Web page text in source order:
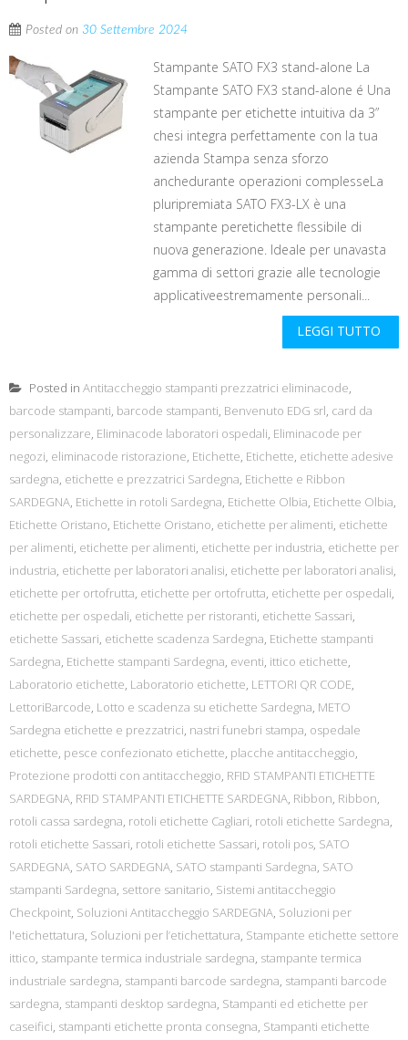
Posted on 30 Settembre 2024
Stampante SATO FX3 stand-alone La
Stampante SATO FX3 stand-alone é Una
stampante per etichette intuitiva da 3”
chesi integra perfettamente con la tua
azienda Stampa senza sforzo
anchedurante operazioni complesseLa
pluripremiata SATO FX3-LX è una
stampante peretichette flessibile di
nuova generazione. Ideale per unavasta
gamma di settori grazie alle tecnologie
applicativeestremamente personali...
LEGGI TUTTO
Posted in Antitaccheggio stampanti prezzatrici eliminacode,
barcode stampanti, barcode stampanti, Benvenuto EDG srl, card da
personalizzare, Eliminacode laboratori ospedali, Eliminacode per
negozi, eliminacode ristorazione, Etichette, Etichette, etichette adesive
sardegna, etichette e prezzatrici Sardegna, Etichette e Ribbon
SARDEGNA, Etichette in rotoli Sardegna, Etichette Olbia, Etichette Olbia,
Etichette Oristano, Etichette Oristano, etichette per alimenti, etichette
per alimenti, etichette per alimenti, etichette per industria, etichette per
industria, etichette per laboratori analisi, etichette per laboratori analisi,
etichette per ortofrutta, etichette per ortofrutta, etichette per ospedali,
etichette per ospedali, etichette per ristoranti, etichette Sassari,
etichette Sassari, etichette scadenza Sardegna, Etichette stampanti
Sardegna, Etichette stampanti Sardegna, eventi, ittico etichette,
Laboratorio etichette, Laboratorio etichette, LETTORI QR CODE,
LettoriBarcode, Lotto e scadenza su etichette Sardegna, METO
Sardegna etichette e prezzatrici, nastri funebri stampa, ospedale
etichette, pesce confezionato etichette, placche antitaccheggio,
Protezione prodotti con antitaccheggio, RFID STAMPANTI ETICHETTE
SARDEGNA, RFID STAMPANTI ETICHETTE SARDEGNA, Ribbon, Ribbon,
rotoli cassa sardegna, rotoli etichette Cagliari, rotoli etichette Sardegna,
rotoli etichette Sassari, rotoli etichette Sassari, rotoli pos, SATO
SARDEGNA, SATO SARDEGNA, SATO stampanti Sardegna, SATO
stampanti Sardegna, settore sanitario, Sistemi antitaccheggio
Checkpoint, Soluzioni Antitaccheggio SARDEGNA, Soluzioni per
l'etichettatura, Soluzioni per l’etichettatura, Stampante etichette settore
ittico, stampante termica industriale sardegna, stampante termica
industriale sardegna, stampanti barcode sardegna, stampanti barcode
sardegna, stampanti desktop sardegna, Stampanti ed etichette per
caseifici, stampanti etichette pronta consegna, Stampanti etichette